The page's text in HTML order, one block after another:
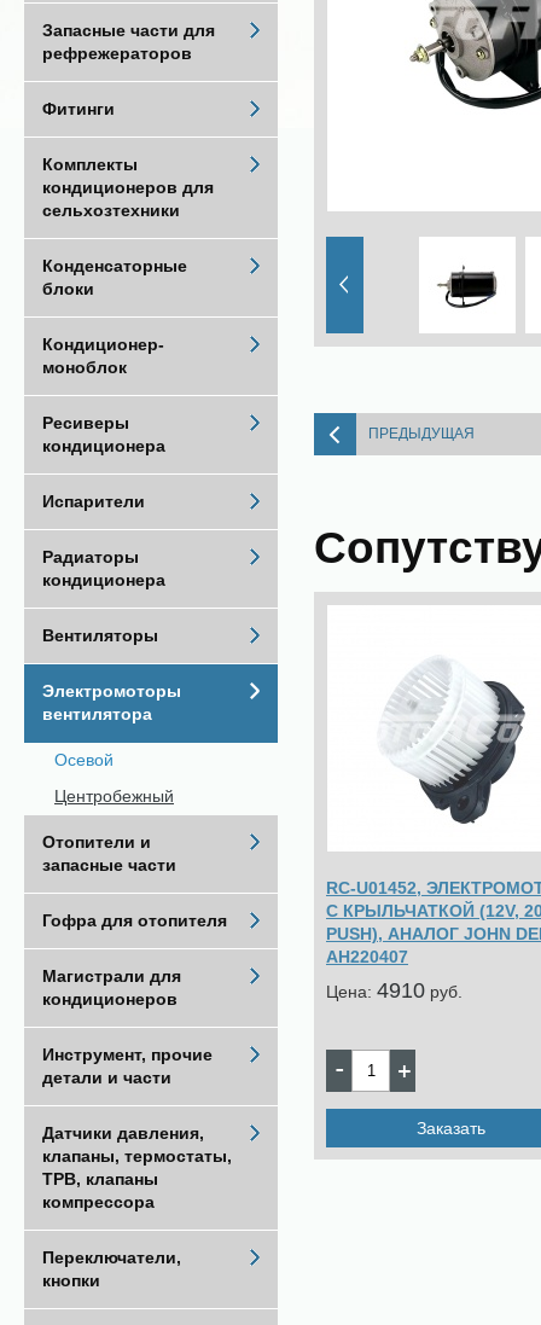
ПРЕДЫДУЩАЯ
RC-U01452,
С КРЫЛЬЧАТКОЙ (12V,
PUSH), АНАЛОГ JOHN
AH220407
Цена: 4910 pуб.
Заказать
Запасные части для
рефрежераторов
Фитинги
Комплекты
кондиционеров для
сельхозтехники
Конденсаторные
блоки
Кондиционер-
моноблок
Ресиверы
кондиционера
Испарители
Радиаторы
кондиционера
Вентиляторы
Электромоторы
вентилятора
Осевой
Центробежный
Отопители и
запасные части
Гофра для отопителя
Магистрали для
кондиционеров
Инструмент, прочие
детали и части
Датчики давления,
клапаны, термостаты,
ТРВ, клапаны
компрессора
Переключатели,
кнопки